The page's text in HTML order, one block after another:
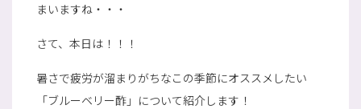
まいますね・・・
さて、本日は！！！
暑さで疲労が溜まりがちなこの季節にオススメしたい
「ブルーベリー酢」について紹介します！